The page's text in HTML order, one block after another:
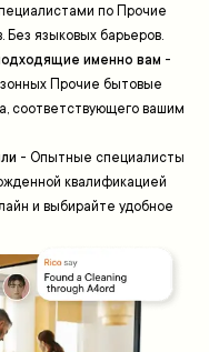
по Прочие
Без языковых барьеров.
именно вам -
Прочие бытовые
соответствующего вашим
- Опытные специалисты
квалификацией
и выбирайте удобное